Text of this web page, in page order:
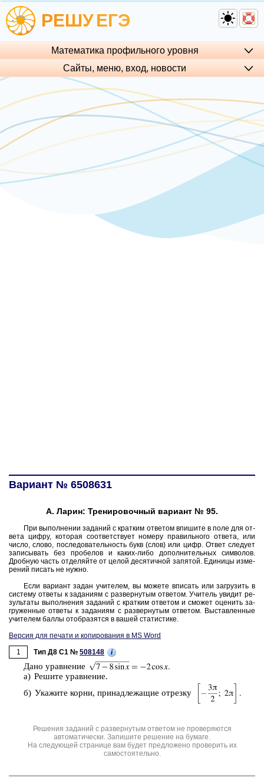
РЕШУЕГЭ
Математика профильного уровня
Сайты, меню, вход, но­во­сти
Вариант № 6508631
А. Ларин: Тренировочный вариант № 95.
При вы­пол­не­нии за­да­ний с крат­ким от­ве­том впи­ши­те в поле для от­
ве­та цифру, ко­то­рая со­от­вет­ству­ет но­ме­ру пра­виль­но­го от­ве­та, или
число, слово, по­сле­до­ва­тель­ность букв (слов) или цифр. Ответ сле­ду­ет
за­пи­сы­вать без про­бе­лов и каких-либо до­пол­ни­тель­ных сим­во­лов.
Дроб­ную часть от­де­ляй­те от целой де­ся­тич­ной за­пя­той. Еди­ни­цы из­ме­
ре­ний пи­сать не нужно.
Если ва­ри­ант задан учи­те­лем, вы мо­же­те впи­сать или за­гру­зить в
си­сте­му от­ве­ты к за­да­ни­ям с раз­вер­ну­тым от­ве­том. Учи­тель уви­дит ре­
зуль­та­ты вы­пол­не­ния за­да­ний с крат­ким от­ве­том и смо­жет оце­нить за­
гру­жен­ные от­ве­ты к за­да­ни­ям с раз­вер­ну­тым от­ве­том. Вы­став­лен­ные
учи­те­лем баллы отоб­ра­зят­ся в вашей ста­ти­сти­ке.
Версия для печати и копирования в MS Word
1
Тип Д8 C1 № 508148 i
Дано урав­не­ние
а) Ре­ши­те урав­не­ние.
б) Ука­жи­те корни, при­над­ле­жа­щие от­рез­ку
Решения заданий с развернутым ответом не проверяются
автоматически. Запишите решение на бумаге.
На следующей странице вам будет предложено проверить их
самостоятельно.